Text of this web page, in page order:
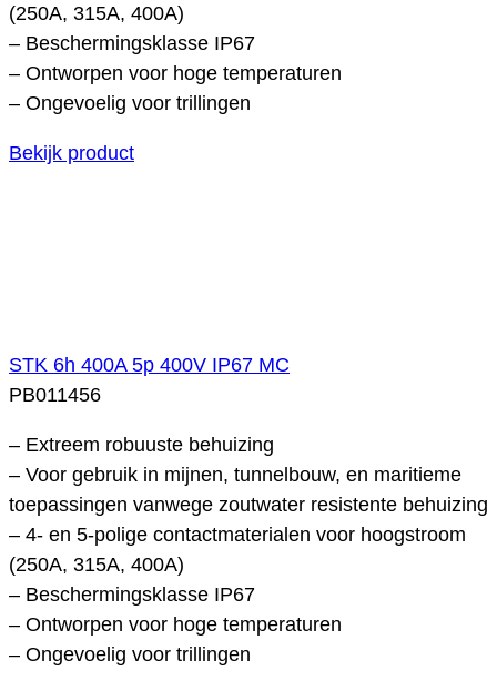
(250A, 315A, 400A)
– Beschermingsklasse IP67
– Ontworpen voor hoge temperaturen
– Ongevoelig voor trillingen
Bekijk product
STK 6h 400A 5p 400V IP67 MC
PB011456
– Extreem robuuste behuizing
– Voor gebruik in mijnen, tunnelbouw, en maritieme
toepassingen vanwege zoutwater resistente behuizing
– 4- en 5-polige contactmaterialen voor hoogstroom
(250A, 315A, 400A)
– Beschermingsklasse IP67
– Ontworpen voor hoge temperaturen
– Ongevoelig voor trillingen